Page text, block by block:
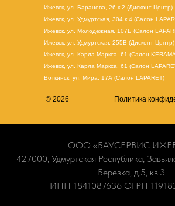
Ижевск, ул. Баранова, 26 к.2 (Дисконт-Центр)
Ижевск, ул. Удмуртская, 304 к.4 (Салон
Ижевск, ул. Молодежная, 107Б (Салон
Ижевск, ул. Удмуртская, 255В (Дисконт-Центр)
Ижевск, ул. Карла Маркса, 61 (Салон
Ижевск, ул. Карла Маркса, 61 (Салон
Воткинск, ул. Мира, 17А (Салон LAPARET)
© 2026 Политика
ООО «БАУСЕРВИС
427000, Удмуртская Республика,
Березка, д.5, кв.3
ИНН 1841087636 ОГРН